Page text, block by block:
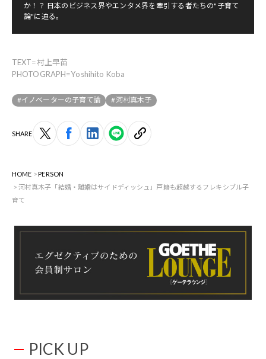
か！？ 日本のビジネス界やエンタメ界を牽引する者たちの"子育て
論"に迫る。
TEXT=村上早苗
PHOTOGRAPH=Yoshihito Koba
#イノベーターの子育て論 #河村真木子
SHARE
HOME
PERSON
河村真木子「結婚・離婚はサイドディッシュ」戸籍も超越するフレキシブル子
育て
PICK UP